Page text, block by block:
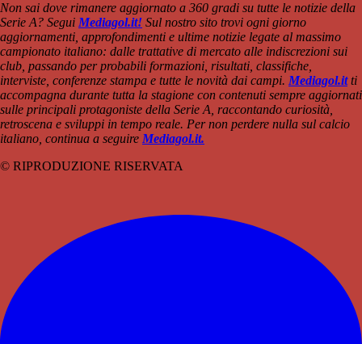
Non sai dove rimanere aggiornato a 360 gradi su tutte le notizie della
Serie A? Segui Mediagol.it! Sul nostro sito trovi ogni giorno
aggiornamenti, approfondimenti e ultime notizie legate al massimo
campionato italiano: dalle trattative di mercato alle indiscrezioni sui
club, passando per probabili formazioni, risultati, classifiche,
interviste, conferenze stampa e tutte le novità dai campi. Mediagol.itti
accompagna durante tutta la stagione con contenuti sempre aggiornati
sulle principali protagoniste della Serie A, raccontando curiosità,
retroscena e sviluppi in tempo reale. Per non perdere nulla sul calcio
italiano, continua a seguire Mediagol.it.
© RIPRODUZIONE RISERVATA